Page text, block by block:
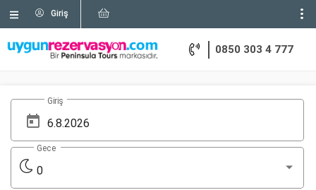
Giriş
0850 303 4 777
Giriş
0
Gece